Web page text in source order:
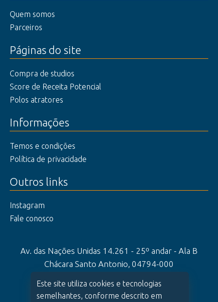
Este site utiliza cookies e tecnologias
semelhantes, conforme descrito em
Quem somos
Parceiros
Páginas do site
Compra de studios
Score de Receita Potencial
Polos atratores
Informações
Temos e condições
Política de privacidade
Outros links
Instagram
Fale conosco
Av. das Nações Unidas 14.261 - 25º andar - Ala B
Chácara Santo Antonio, 04794-000
2026 | oHub Serviços de Informação Ltda.